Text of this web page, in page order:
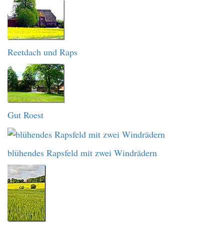
Reetdach und Raps
Gut Roest
blühendes Rapsfeld mit zwei Windrädern